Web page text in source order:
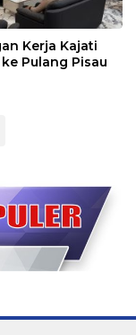
Kerja Kajati
Pulang Pisau